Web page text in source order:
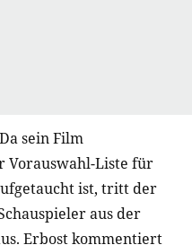
sein Film
Vorauswahl-Liste für
ist, tritt der
aus der
Erbost kommentiert